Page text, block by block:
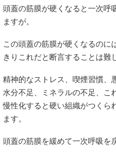
頭蓋の筋膜が硬くなると一次呼
ますが。
この頭蓋の筋膜が硬くなるのに
きりこれだと断言することは難
精神的なストレス、喫煙習慣、
水分不足、ミネラルの不足、こ
慢性化すると硬い組織がつくら
ます。
頭蓋の筋膜を緩めて一次呼吸を